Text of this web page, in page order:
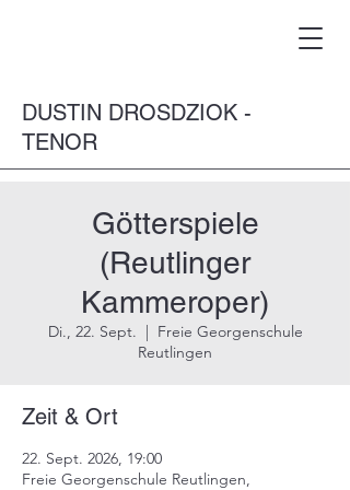
DUSTIN DROSDZIOK -
TENOR
Götterspiele
(Reutlinger
Kammeroper)
Di., 22. Sept.
  |
Freie Georgenschule
Reutlingen
Zeit & Ort
22. Sept. 2026, 19:00
Freie Georgenschule Reutlingen,